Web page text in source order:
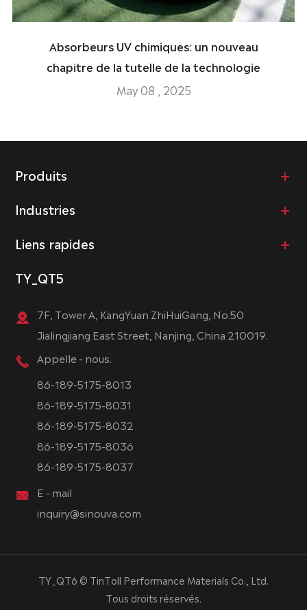
Absorbeurs UV chimiques: un nouveau
chapitre de la tutelle de la technologie
May 08 , 2025
Produits
Industries
Liens rapides
TY_QT5
7F, Tower A, KangYuan ZhiHuiGang, No.50
Jialingjiang East Street, Nanjing, China 210019.
Appelle - nous.
86-189-5175-8013
86-189-5175-8031
86-189-5175-8032
86-189-5175-8036
86-189-5175-8037
E - mail
inquiry@sinouva.com
TY_QT6 © TinToll Performance Materials Co., Ltd.
Tous droits réservés.